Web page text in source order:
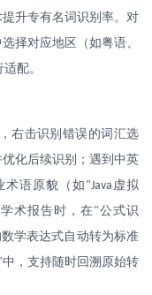
提升专有名词识别率。对
择对应地区（如粤语、
配。
右击识别错误的词汇选
化后续识别；遇到中英
术语原貌（如 "Java 虚拟
术报告时，在"公式识
学表达式自动转为标准
中，支持随时回溯原始转